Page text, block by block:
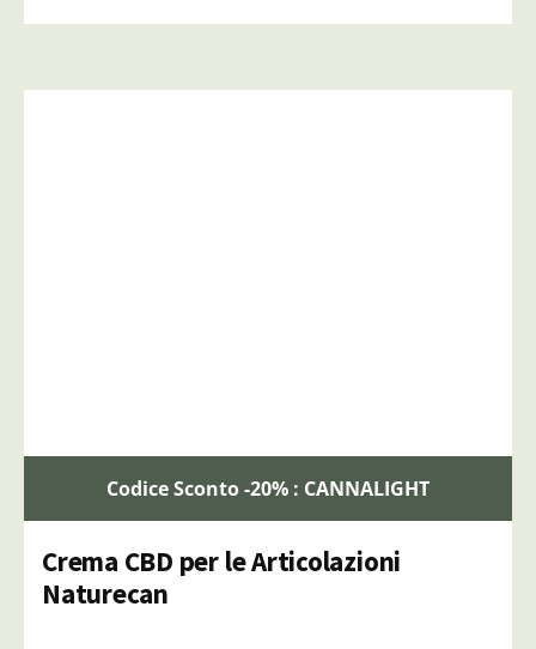
Codice Sconto -20% : CANNALIGHT
Crema CBD per le Articolazioni
Naturecan